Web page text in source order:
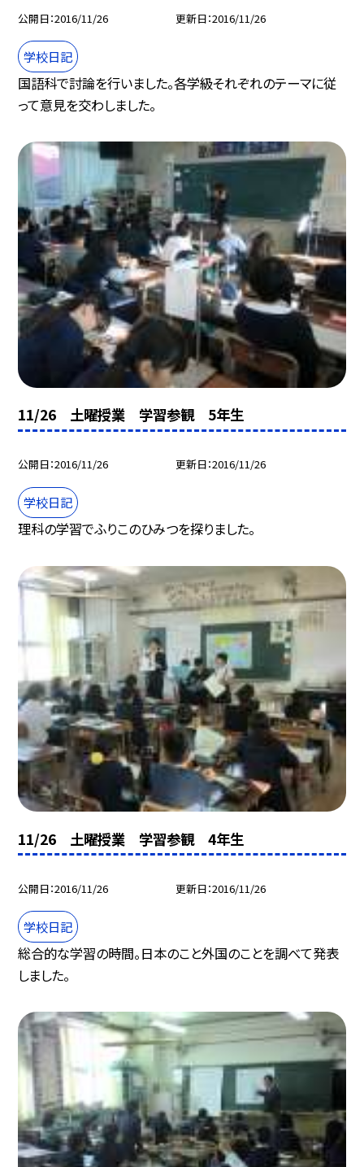
公開日 2016/11/26 更新日 2016/11/26
学校日記
国語科で討論を行いました。各学級それぞれのテーマに従
って意見を交わしました。
11/26 土曜授業 学習参観 5年生
公開日 2016/11/26 更新日 2016/11/26
学校日記
理科の学習でふりこのひみつを探りました。
11/26 土曜授業 学習参観 4年生
公開日 2016/11/26 更新日 2016/11/26
学校日記
総合的な学習の時間。日本のこと外国のことを調べて発表
しました。